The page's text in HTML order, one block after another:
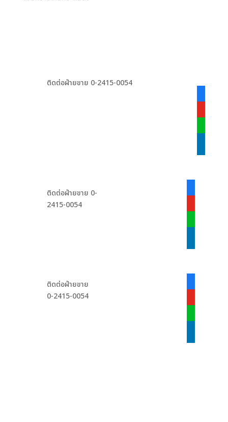
ติดต่อฝ่ายขาย 0-2415-0054
ติดต่อฝ่ายขาย 0-
2415-0054
ติดต่อฝ่ายขาย
0-2415-0054